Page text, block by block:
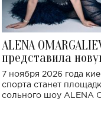
ALENA
представила
большого
спорта
7 ноября 2026 года
спорта станет
сольного шоу ALENA